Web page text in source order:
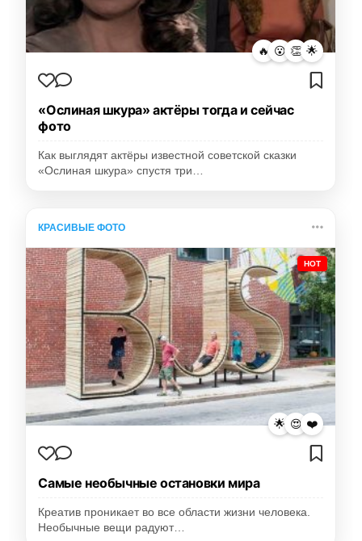
🔥 😮 👏 🌟
«Ослиная шкура» актёры тогда и сейчас
фото
Как выглядят актёры известной советской сказки
«Ослиная шкура» спустя три…
КРАСИВЫЕ ФОТО
HOT
🌟 😍 ❤️
Самые необычные остановки мира
Креатив проникает во все области жизни человека.
Необычные вещи радуют…